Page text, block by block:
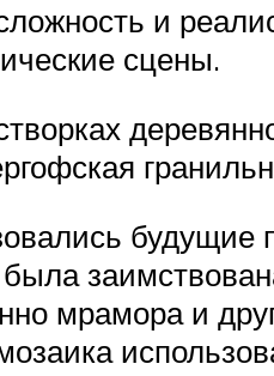
и
сцены.
будущие
мрамора и